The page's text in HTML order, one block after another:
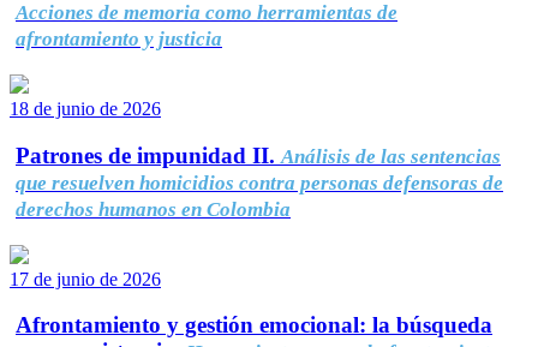
Acciones de memoria como herramientas de
afrontamiento y justicia
18 de junio de 2026
Patrones de impunidad II. Análisis de las sentencias
que resuelven homicidios contra personas defensoras de
derechos humanos en Colombia
17 de junio de 2026
Afrontamiento y gestión emocional: la búsqueda